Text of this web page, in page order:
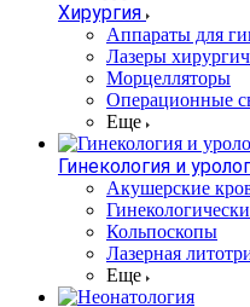
Хирургия
Аппараты для
Лазеры
Морцелляторы
Операционные
Еще
Гинекология и
Акушерские
Кольпоскопы
Лазерная
Еще